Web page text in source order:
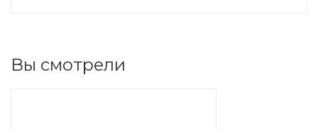
Вы смотрели